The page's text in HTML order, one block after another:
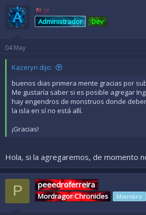
Alex
Administrador Dev
04 May
Kazeryn dijo:
buenos dias primera mente gracias por
Me gustaría saber si es posible agregar
hay engendros de monstruos donde
la isla en sí no está allí.
¡Gracias!
Hola, si la agregaremos, de momento
P peeedroferreira
Mordragor Chronicles Miembro